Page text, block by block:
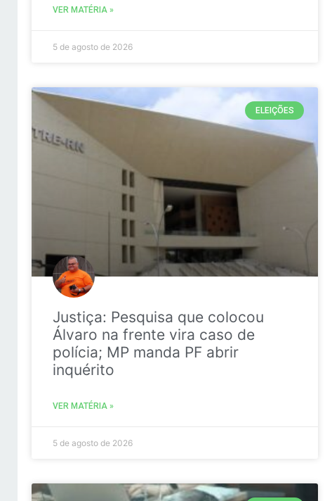
VER MATÉRIA »
5 de agosto de 2026
ELEIÇÕES
Justiça: Pesquisa que colocou
Álvaro na frente vira caso de
polícia; MP manda PF abrir
inquérito
VER MATÉRIA »
5 de agosto de 2026